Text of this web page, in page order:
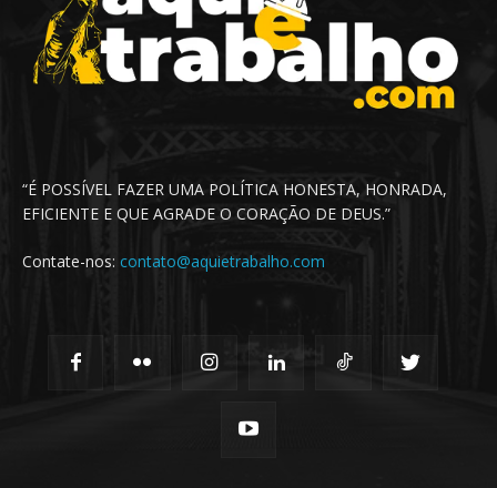
“É POSSÍVEL FAZER UMA POLÍTICA HONESTA, HONRADA,
EFICIENTE E QUE AGRADE O CORAÇÃO DE DEUS.”
Contate-nos: contato@aquietrabalho.com